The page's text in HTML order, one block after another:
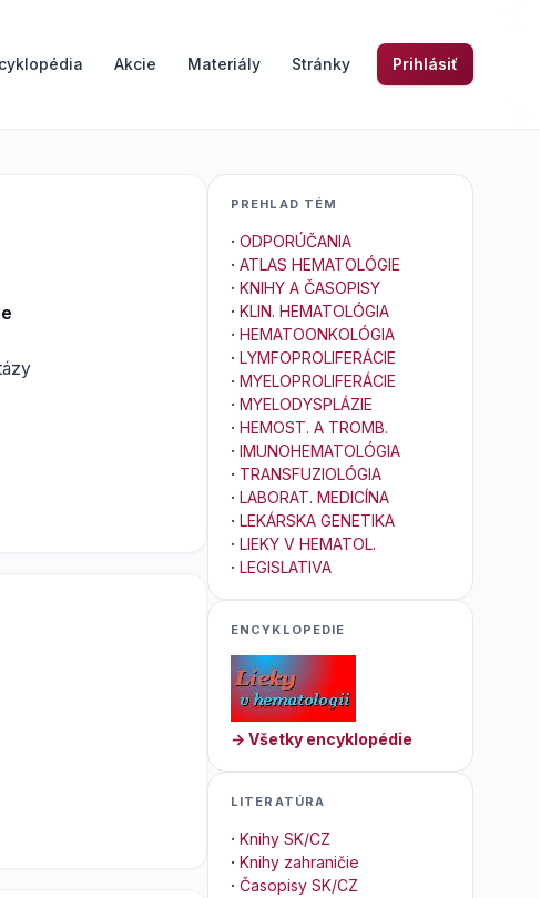
Akcie Materiály Stránky Prihlásiť
PREHLAD TÉM
· ODPORÚČANIA
· ATLAS HEMATOLÓGIE
· KNIHY A ČASOPISY
· KLIN. HEMATOLÓGIA
· HEMATOONKOLÓGIA
· LYMFOPROLIFERÁCIE
· MYELOPROLIFERÁCIE
· MYELODYSPLÁZIE
· HEMOST. A TROMB.
· IMUNOHEMATOLÓGIA
· TRANSFUZIOLÓGIA
· LABORAT. MEDICÍNA
· LEKÁRSKA GENETIKA
· LIEKY V HEMATOL.
· LEGISLATIVA
ENCYKLOPEDIE
→ Všetky encyklopédie
LITERATÚRA
· Knihy SK/CZ
· Knihy zahraničie
· Časopisy SK/CZ